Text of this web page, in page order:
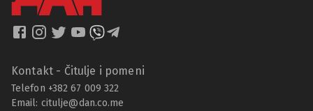
Kontakt - Čitulje i pomeni
Telefon +382 67 009 322
Email: citulje@dan.co.me